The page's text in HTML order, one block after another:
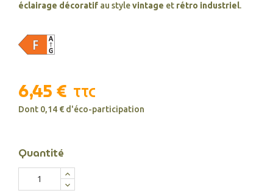
éclairage décoratif au stylevintage et rétro industriel.
6,45 € TTC
Dont 0,14 € d'éco-participation
Quantité